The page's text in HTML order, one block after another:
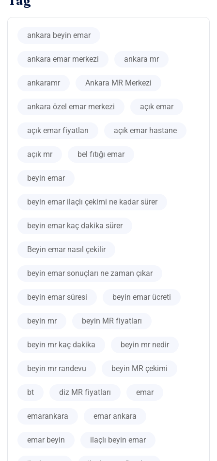
ankara beyin emar
ankara emar merkezi ankara mr
ankaramr Ankara MR Merkezi
ankara özel emar merkezi açık emar
açık emar fiyatları açık emar hastane
açık mr bel fıtığı emar
beyin emar
beyin emar ilaçlı çekimi ne kadar sürer
beyin emar kaç dakika sürer
Beyin emar nasıl çekilir
beyin emar sonuçları ne zaman çıkar
beyin emar süresi beyin emar ücreti
beyin mr beyin MR fiyatları
beyin mr kaç dakika beyin mr nedir
beyin mr randevu beyin MR çekimi
bt diz MR fiyatları emar
emarankara emar ankara
emar beyin ilaçlı beyin emar